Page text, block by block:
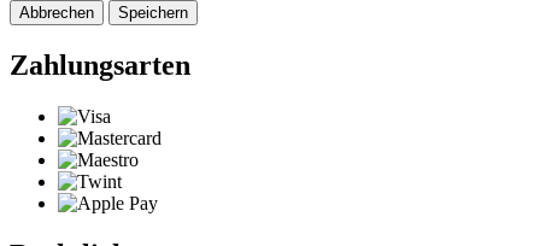
Abbrechen Speichern
Zahlungsarten